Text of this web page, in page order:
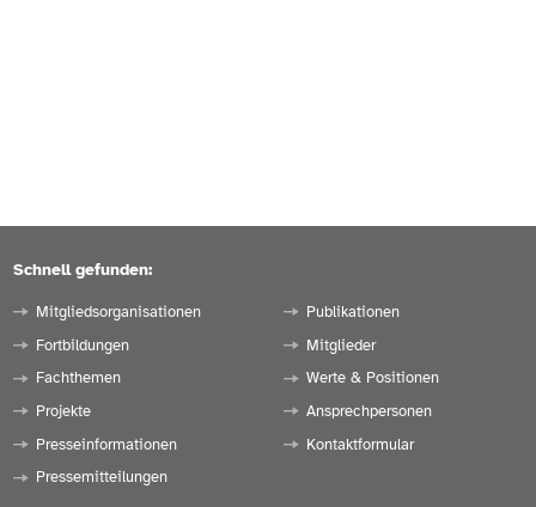
Schnell gefunden:
Mitgliedsorganisationen
Fortbildungen
Fachthemen
Projekte
Presseinformationen
Pressemitteilungen
Publikationen
Mitglieder
Werte & Positionen
Ansprechpersonen
Kontaktformular